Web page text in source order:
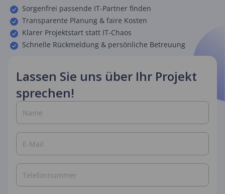
Sorgenfrei passende IT-Partner finden
Transparente Planung & faire Kosten
Klarer Projektstart statt IT-Chaos
Schnelle Rückmeldung & persönliche Betreuung
Lassen Sie uns über Ihr Projekt
sprechen!